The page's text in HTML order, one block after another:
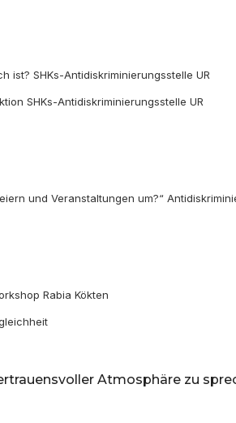
ist? SHKs-Antidiskriminierungsstelle UR
SHKs-Antidiskriminierungsstelle UR
und Veranstaltungen um?“
Rabia Kökten
Atmosphäre zu